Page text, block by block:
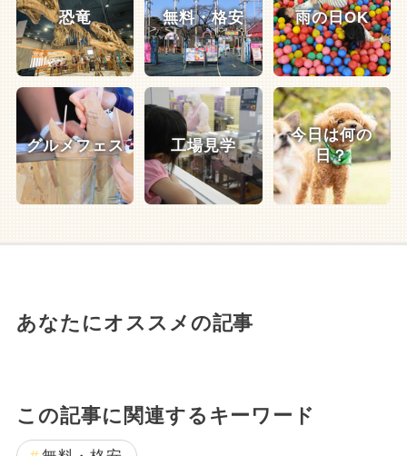
恐竜 無料・格安 雨の日OK
グルメフェス 工場見学
今日は何の
日？
あなたにオススメの記事
この記事に関連するキーワード